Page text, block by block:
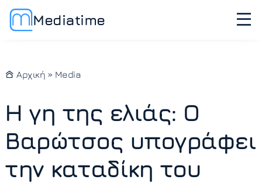
Mediatime
Αρχική » Media
Η γη της ελιάς: Ο
Βαρώτσος υπογράφει
την καταδίκη του